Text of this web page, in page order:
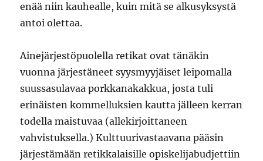
enää niin kauhealle, kuin mitä se alkusyksystä
antoi olettaa.
Ainejärjestöpuolella retikat ovat tänäkin
vuonna järjestäneet syysmyyjäiset leipomalla
suussasulavaa porkkanakakkua, josta tuli
erinäisten kommelluksien kautta jälleen kerran
todella maistuvaa (allekirjoittaneen
vahvistuksella.) Kulttuurivastaavana pääsin
järjestämään retikkalaisille opiskelijabudjettiin